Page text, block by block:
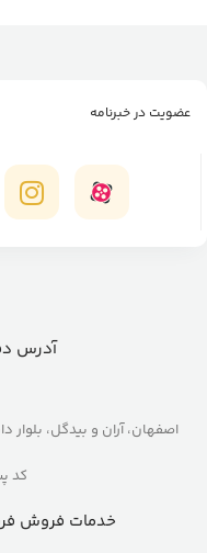
عضویت در خبرنامه
آدرس
اصفهان، آران و بیدگل، بلوار
کد پستی:
خدمات فروش